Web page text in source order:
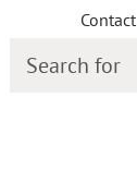
Contact